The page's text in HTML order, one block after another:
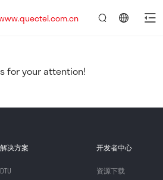
for your attention!
解决方案
DTU
开发者中心
资源下载